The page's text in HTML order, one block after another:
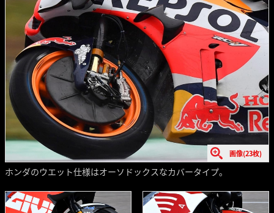
画像(23枚)
ホンダのウエット仕様はオーソドックスなカバータイプ。